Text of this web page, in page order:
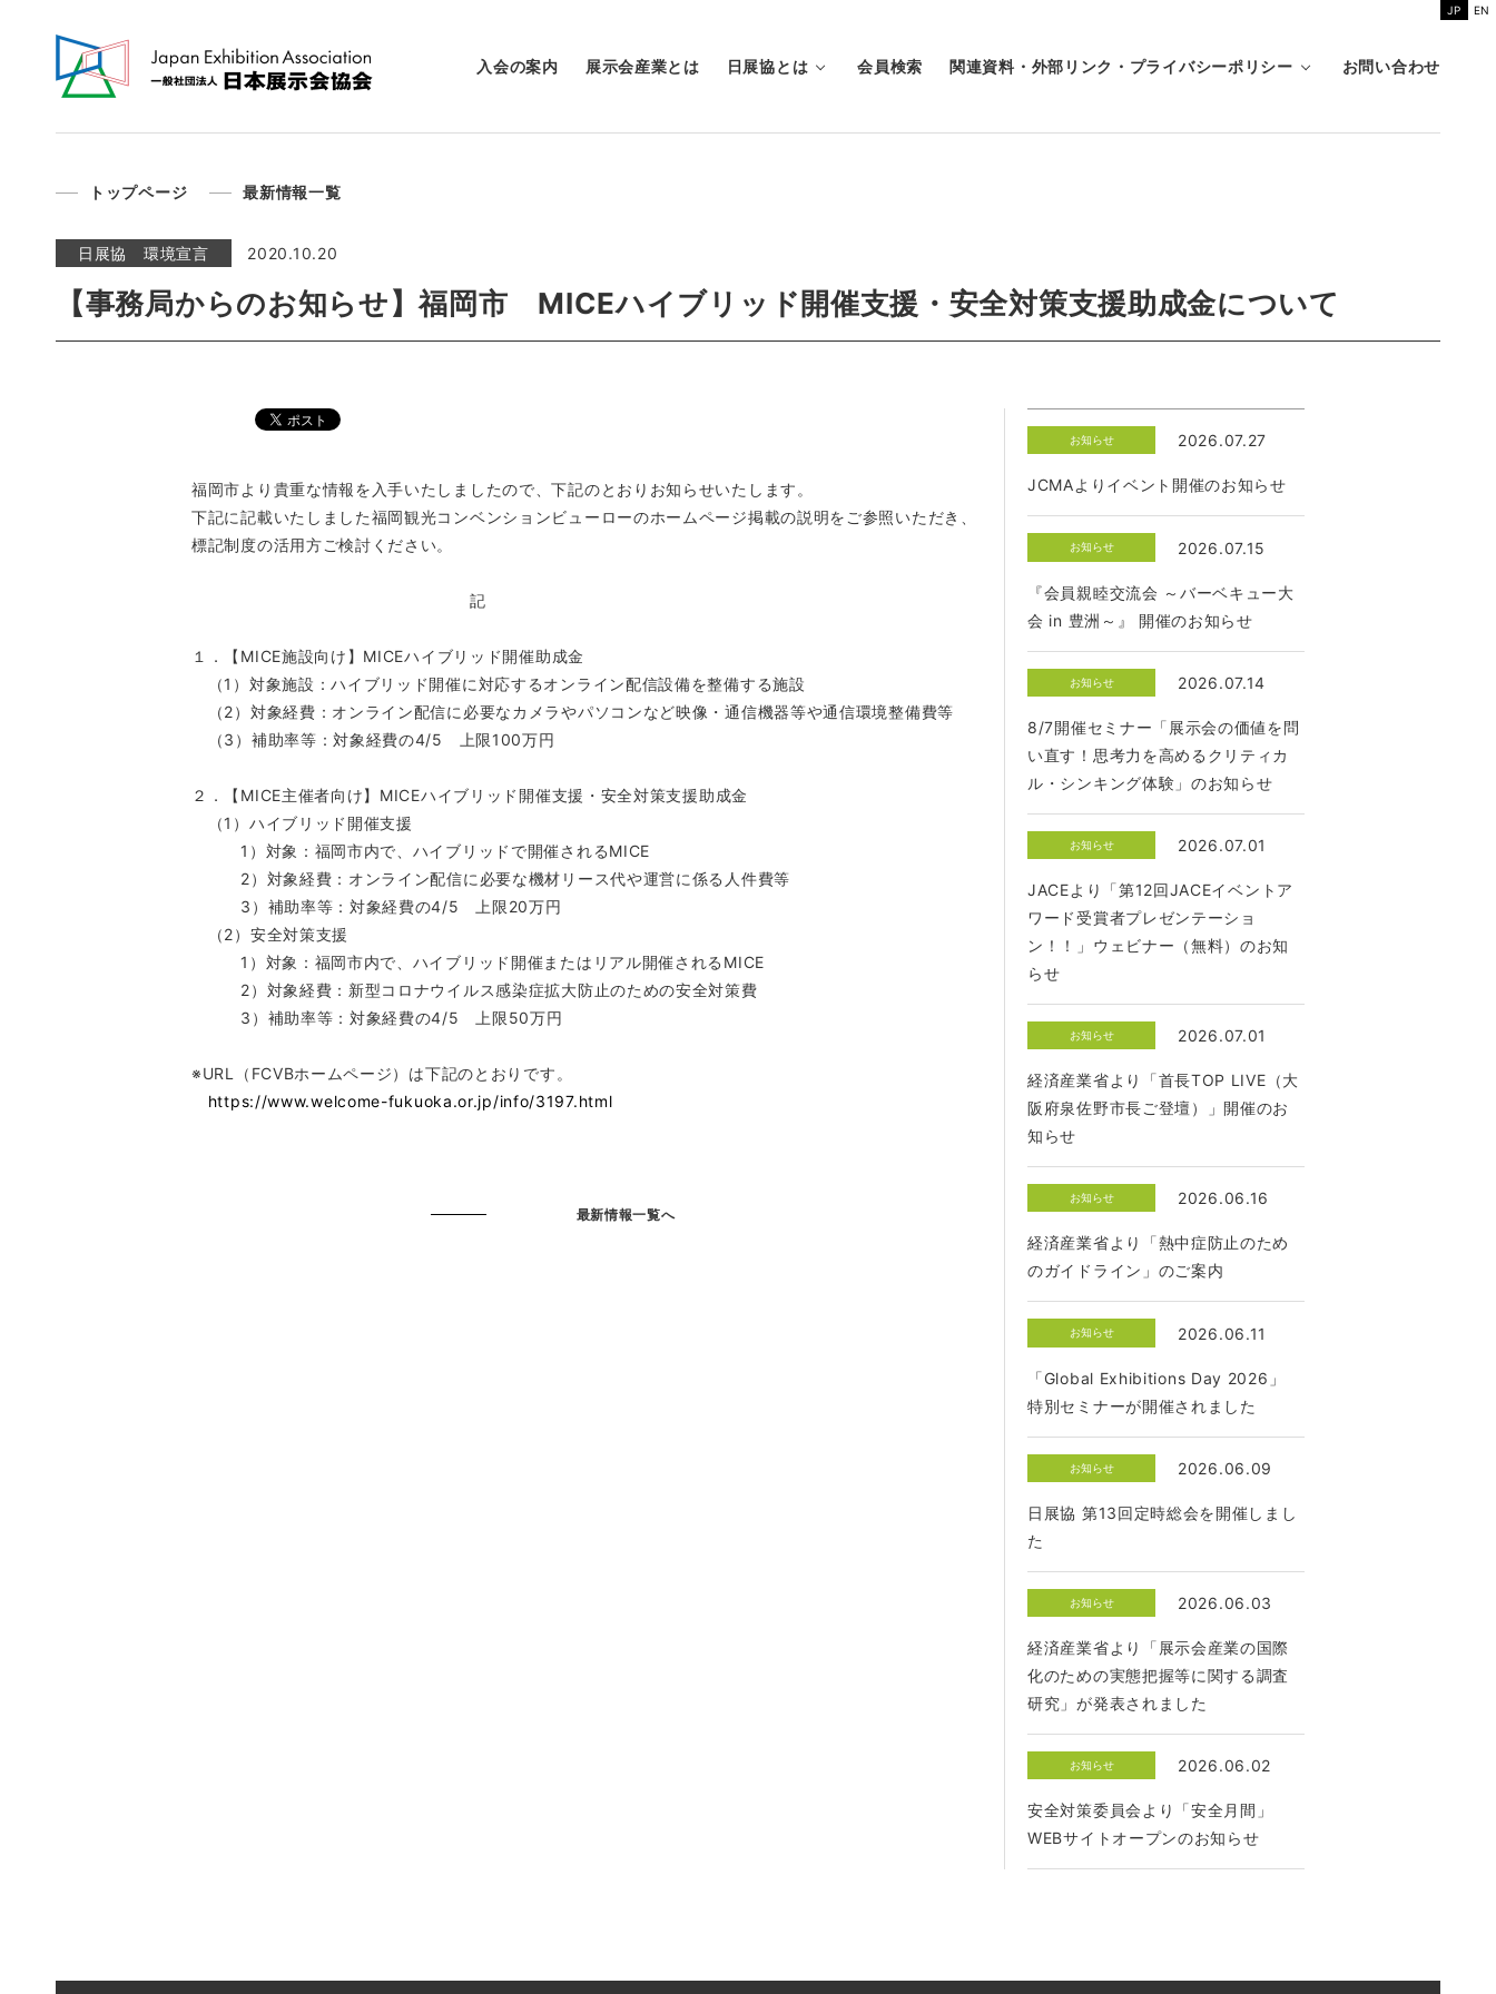
入会の案内 展示会産業とは 日展協とは 会員検索 関連資料・外部リンク・プライバシーポリシー お問い合わせ
JP EN
トップページ 最新情報一覧
日展協 環境宣言 2020.10.20
【事務局からのお知らせ】福岡市 MICEハイブリッド開催支援・安全対策支援助成金について
福岡市より貴重な情報を入手いたしましたので、下記のとおりお知らせいたします。
下記に記載いたしました福岡観光コンベンションビューローのホームページ掲載の説明をご参照いただき、
標記制度の活用方ご検討ください。
記
１．【MICE施設向け】MICEハイブリッド開催助成金
（1）対象施設：ハイブリッド開催に対応するオンライン配信設備を整備する施設
（2）対象経費：オンライン配信に必要なカメラやパソコンなど映像・通信機器等や通信環境整備費等
（3）補助率等：対象経費の4/5 上限100万円
２．【MICE主催者向け】MICEハイブリッド開催支援・安全対策支援助成金
（1）ハイブリッド開催支援
1）対象：福岡市内で、ハイブリッドで開催されるMICE
2）対象経費：オンライン配信に必要な機材リース代や運営に係る人件費等
3）補助率等：対象経費の4/5 上限20万円
（2）安全対策支援
1）対象：福岡市内で、ハイブリッド開催またはリアル開催されるMICE
2）対象経費：新型コロナウイルス感染症拡大防止のための安全対策費
3）補助率等：対象経費の4/5 上限50万円
※URL（FCVBホームページ）は下記のとおりです。
https://www.welcome-fukuoka.or.jp/info/3197.html
最新情報一覧へ
お知らせ 2026.07.27
JCMAよりイベント開催のお知らせ
お知らせ 2026.07.15
『会員親睦交流会 ～バーベキュー大
会 in 豊洲～』 開催のお知らせ
お知らせ 2026.07.14
8/7開催セミナー「展示会の価値を問
い直す！思考力を高めるクリティカ
ル・シンキング体験」のお知らせ
お知らせ 2026.07.01
JACEより「第12回JACEイベントア
ワード受賞者プレゼンテーショ
ン！！」ウェビナー（無料）のお知
らせ
お知らせ 2026.07.01
経済産業省より「首長TOP LIVE（大
阪府泉佐野市長ご登壇）」開催のお
知らせ
お知らせ 2026.06.16
経済産業省より「熱中症防止のため
のガイドライン」のご案内
お知らせ 2026.06.11
「Global Exhibitions Day 2026」
特別セミナーが開催されました
お知らせ 2026.06.09
日展協 第13回定時総会を開催しまし
た
お知らせ 2026.06.03
経済産業省より「展示会産業の国際
化のための実態把握等に関する調査
研究」が発表されました
お知らせ 2026.06.02
安全対策委員会より「安全月間」
WEBサイトオープンのお知らせ